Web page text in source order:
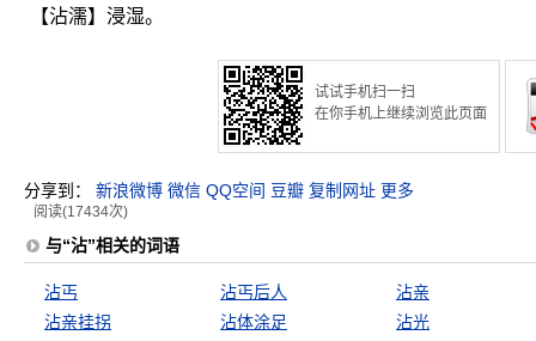
【沾濡】浸湿。
试试手机扫一扫
在你手机上继续浏览此页面
分享到： 新浪微博 微信 QQ空间 豆瓣 复制网址 更多
阅读(17434次)
与“沾”相关的词语
沾丐 沾丐后人
沾亲
沾亲挂拐
沾体涂足
沾光